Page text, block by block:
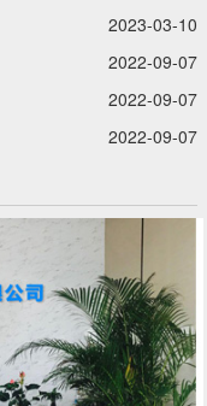
2023-03-10
2022-09-07
2022-09-07
2022-09-07